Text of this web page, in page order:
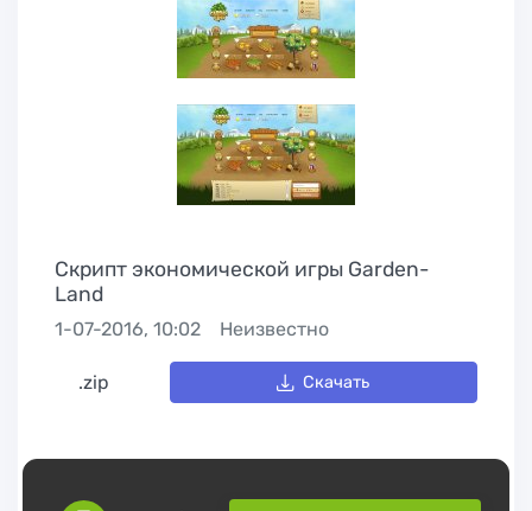
Скрипт экономической игры Garden-
Land
1-07-2016, 10:02 Неизвестно
.zip Скачать